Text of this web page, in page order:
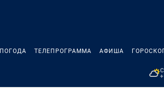
ПОГОДА ТЕЛЕПРОГРАММА АФИША